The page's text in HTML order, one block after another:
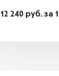
12 240 руб.за 1